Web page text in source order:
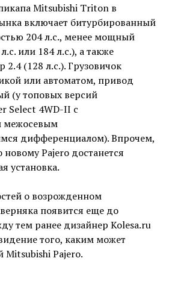
Mitsubishi Triton в
включает битурбированный
204 л.с., менее мощный
или 184 л.с.), а также
2.4 (128 л.с.). Грузовичок
или автоматом, привод
(у топовых версий
Select 4WD-II с
межосевым
дифференциалом). Впрочем,
Pajero достанется
установка.
о возрожденном
появится еще до
тем ранее дизайнер Kolesa.ru
того, каким может
Mitsubishi Pajero.